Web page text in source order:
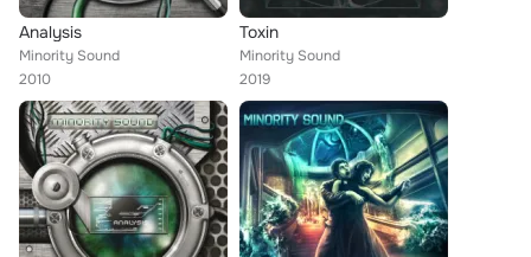
Analysis
Minority Sound
2010
Toxin
Minority Sound
2019